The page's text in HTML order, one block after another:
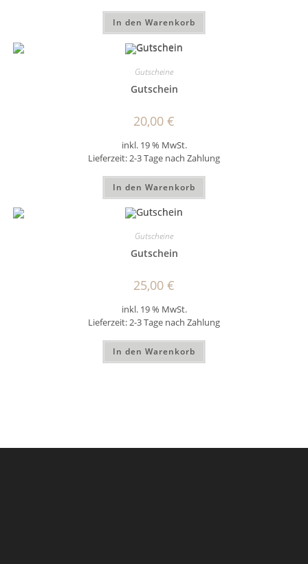
In den Warenkorb
Gutscheine
Gutschein
20,00 €
inkl. 19 % MwSt.
Lieferzeit:2-3 Tage nach Zahlung
In den Warenkorb
Gutscheine
Gutschein
25,00 €
inkl. 19 % MwSt.
Lieferzeit:2-3 Tage nach Zahlung
In den Warenkorb